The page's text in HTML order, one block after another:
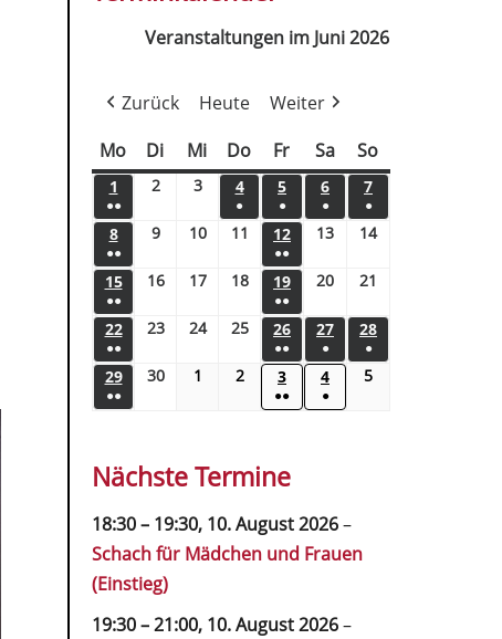
Veranstaltungen im Juni 2026
Zurück Heute
Weiter
Mo
Di Mi Do Fr Sa So
1
●●
2 3 4
●
5
●
6
●
7
●
8
●●
9 10 11 12
●●
13 14
15
●●
16 17 18 19
●●
20 21
22
●●
23 24 25 26
●●
27
●
28
●
29
●●
30 1 2 3
●●
4
●
5
Nächste Termine
18:30– 19:30, 10. August 2026–
Schach für Mädchen und Frauen
(Einstieg)
19:30–21:00, 10. August 2026–